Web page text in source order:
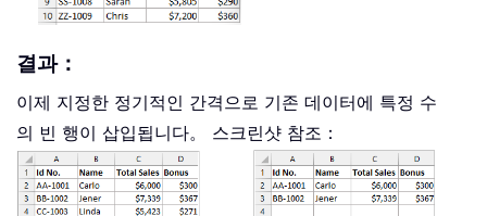
결과：
이제 지정한 정기적인 간격으로 기존 데이터에 특정 수
의 빈 행이 삽입됩니다。 스크린샷 참조：